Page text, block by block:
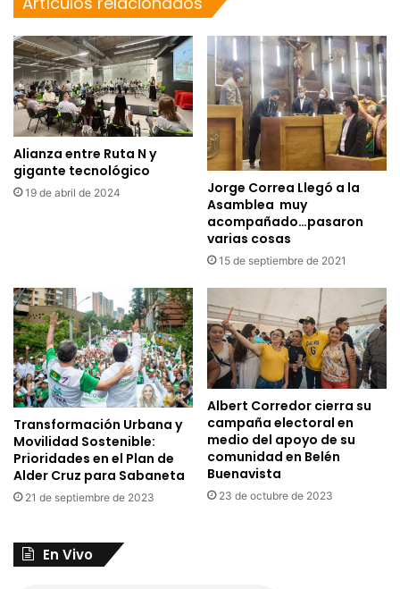
Alianza entre Ruta N y
gigante tecnológico
19 de abril de 2024
Jorge Correa Llegó a la
Asamblea muy
acompañado…pasaron
varias cosas
15 de septiembre de 2021
Transformación Urbana y
Movilidad Sostenible:
Prioridades en el Plan de
Alder Cruz para Sabaneta
21 de septiembre de 2023
Albert Corredor cierra su
campaña electoral en
medio del apoyo de su
comunidad en Belén
Buenavista
23 de octubre de 2023
En Vivo